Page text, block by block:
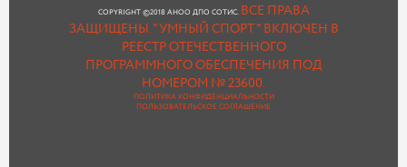
COPYRIGHT ©2018 АНОО ДПО СОТИС. ВСЕ ПРАВА
ЗАЩИЩЕНЫ."УМНЫЙ СПОРТ " ВКЛЮЧЕН В
РЕЕСТР ОТЕЧЕСТВЕННОГО
ПРОГРАММНОГО ОБЕСПЕЧЕНИЯ ПОД
НОМЕРОМ № 23600.
ПОЛИТИКА КОНФИДЕНЦИАЛЬНОСТИ
ПОЛЬЗОВАТЕЛЬСКОЕ СОГЛАШЕНИЕ